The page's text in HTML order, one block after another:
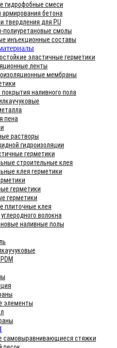
гидрофобные смеси
бетона
твердления для PU
полиуретановые смолы
инъекционные составы
эластичные герметики
ленты
мембраны
наливного пола
пена
растворы
гидроизоляции
герметики
строительные клея
клея герметики
герметики
герметики
плиточные клея
волокна
наливные полы
элементы
самовыравнивающиеся стяжки